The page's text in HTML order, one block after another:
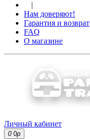
|
Нам доверяют!
Гарантия и возврат
FAQ
О магазине
Личный кабинет
0 0р